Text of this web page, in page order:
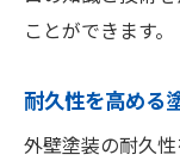
ことができます。
耐久性を高める
外壁塗装の耐久